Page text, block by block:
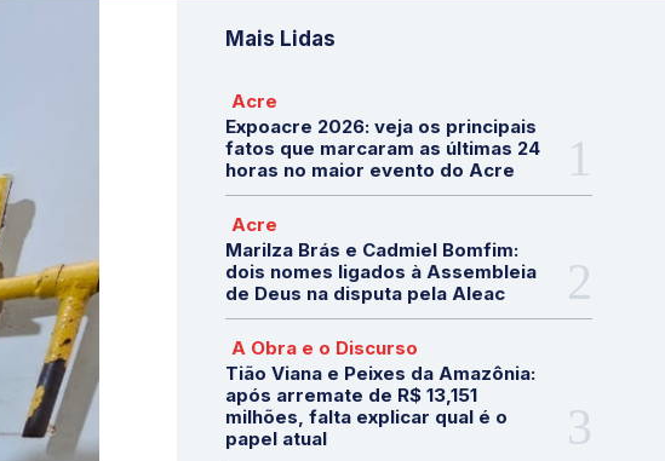
Mais Lidas
Acre
Expoacre 2026: veja os principais
fatos que marcaram as últimas 24
horas no maior evento do Acre
Acre
Marilza Brás e Cadmiel Bomfim:
dois nomes ligados à Assembleia
de Deus na disputa pela Aleac
A Obra e o Discurso
Tião Viana e Peixes da Amazônia:
após arremate de R$ 13,151
milhões, falta explicar qual é o
papel atual